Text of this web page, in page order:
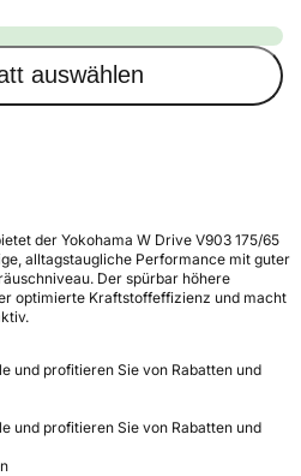
auswählen
der Yokohama W Drive V903 175/65
alltagstaugliche Performance mit guter
Der spürbar höhere
optimierte Kraftstoffeffizienz und macht
und profitieren Sie von Rabatten und
und profitieren Sie von Rabatten und